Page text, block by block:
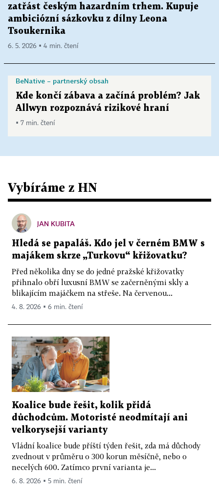
zatřást českým hazardním trhem. Kupuje
ambiciózní sázkovku z dílny Leona
Tsoukernika
6. 5. 2026 ▪ 4 min. čtení
BeNative – partnerský obsah
Kde končí zábava a začíná problém? Jak
Allwyn rozpoznává rizikové hraní
▪ 7 min. čtení
Vybíráme z HN
JAN KUBITA
Hledá se papaláš. Kdo jel v černém BMW s
majákem skrze „Turkovu“ křižovatku?
Před několika dny se do jedné pražské křižovatky
přihnalo obří luxusní BMW se začerněnými skly a
blikajícím majáčkem na střeše. Na červenou...
4. 8. 2026 ▪ 6 min. čtení
Koalice bude řešit, kolik přidá
důchodcům. Motoristé neodmítají ani
velkorysejší varianty
Vládní koalice bude příští týden řešit, zda má důchody
zvednout v průměru o 300 korun měsíčně, nebo o
necelých 600. Zatímco první varianta je...
6. 8. 2026 ▪ 5 min. čtení